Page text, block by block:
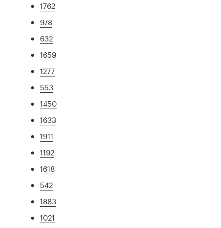
1762
978
632
1659
1277
553
1450
1633
1911
1192
1618
542
1883
1021